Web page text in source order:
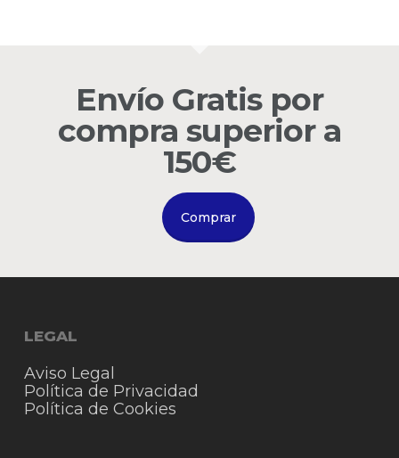
Go to shop
Envío Gratis por
compra superior a
150€
Comprar
LEGAL
Aviso Legal
Política de Privacidad
Política de Cookies